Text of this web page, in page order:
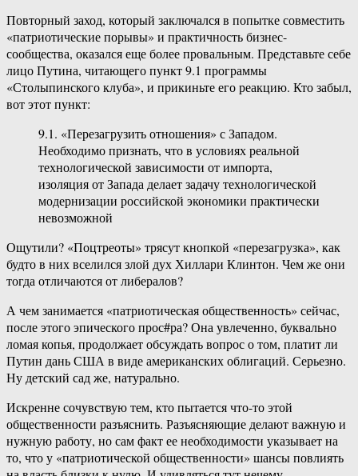
Повторный заход, который заключался в попытке совместить
«патриотические порывы» и практичность бизнес-
сообщества, оказался еще более провальным. Представьте себе
лицо Путина, читающего пункт 9.1 программы
«Столыпинского клуба», и прикиньте его реакцию. Кто забыл,
вот этот пункт:
9.1. «Перезагрузить отношения» с Западом.
Необходимо признать, что в условиях реальной
технологической зависимости от импорта,
изоляция от Запада делает задачу технологической
модернизации российской экономики практически
невозможной
Ощутили? «Поцтреоты» трясут кнопкой «перезагрузка», как
будто в них вселился злой дух Хиллари Клинтон. Чем же они
тогда отличаются от либералов?
А чем занимается «патриотическая общественность» сейчас,
после этого эпического прос#ра? Она увлеченно, буквально
ломая копья, продолжает обсуждать вопрос о том, платит ли
Путин дань США в виде американских облигаций. Серьезно.
Ну детский сад же, натурально.
Искренне сочувствую тем, кто пытается что-то этой
общественности разъяснить. Разъясняющие делают важную и
нужную работу, но сам факт ее необходимости указывает на
то, что у «патриотической общественности» шансы повлиять